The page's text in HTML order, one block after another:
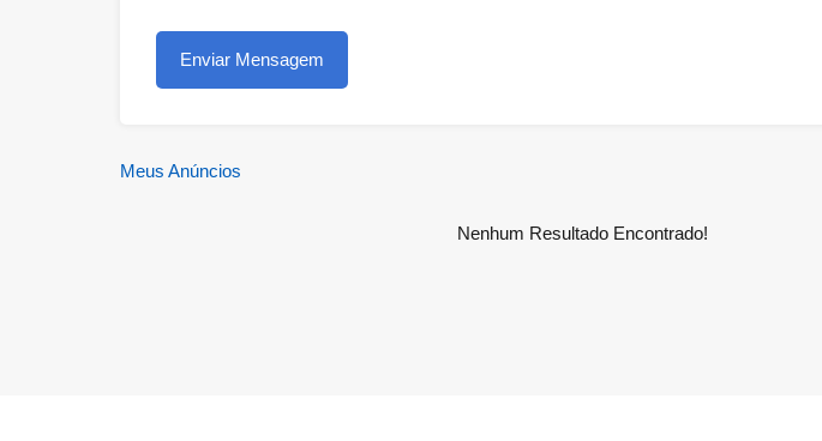
Meus Anúncios
Nenhum Resultado Encontrado!